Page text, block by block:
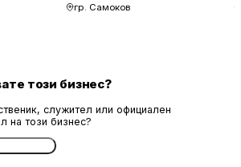
гр. Самоков
този бизнес?
служител или официален
на този бизнес?